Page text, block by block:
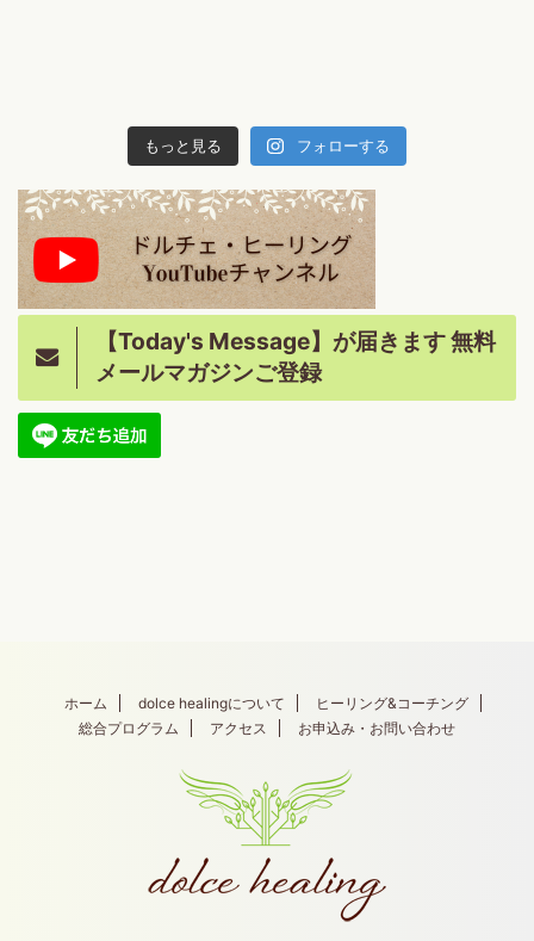
もっと見る フォローする
【Today's Message】が届きます 無料
メールマガジンご登録
ホーム dolce healingについて
ヒーリング&コーチング
総合プログラム
アクセス お申込み・お問い合わせ